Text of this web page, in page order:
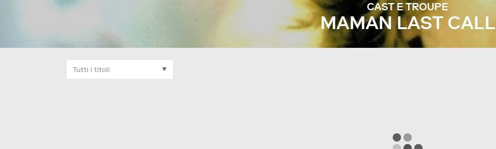
MAMAN LAST CALL
CAST E TROUPE